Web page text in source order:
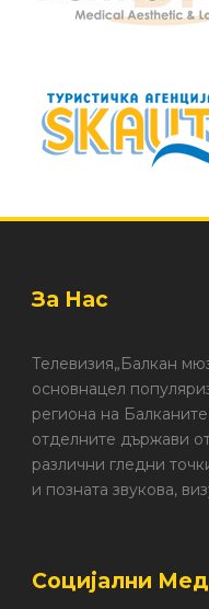
За Нас
Телевизия„Балкан
основнацел
региона на
отделните държави
различни гледни
и позната звукова,
Социјални